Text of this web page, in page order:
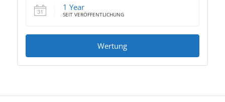
1 Year
SEIT VERÖFFENTLICHUNG
Wertung